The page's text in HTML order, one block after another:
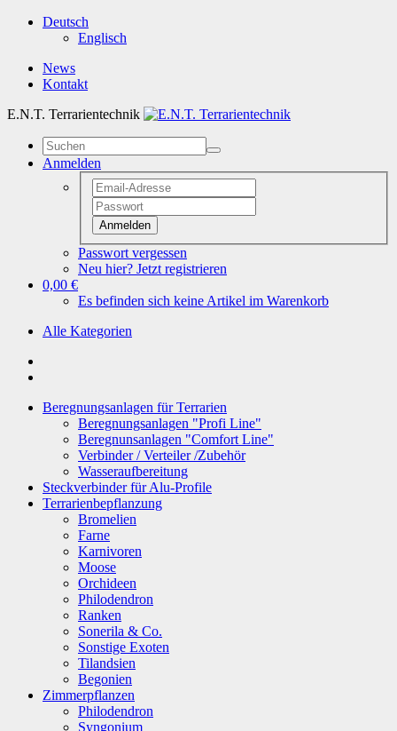
Deutsch
Englisch
News
Kontakt
E.N.T. Terrarientechnik
Anmelden
Anmelden
Passwort vergessen
Neu hier? Jetzt registrieren
0,00 €
Es befinden sich keine Artikel im Warenkorb
Alle Kategorien
Beregnungsanlagen für Terrarien
Beregnungsanlagen "Profi Line"
Beregnunsanlagen "Comfort Line"
Verbinder / Verteiler /Zubehör
Wasseraufbereitung
Steckverbinder für Alu-Profile
Terrarienbepflanzung
Bromelien
Farne
Karnivoren
Moose
Orchideen
Philodendron
Ranken
Sonerila & Co.
Sonstige Exoten
Tilandsien
Begonien
Zimmerpflanzen
Philodendron
Syngonium